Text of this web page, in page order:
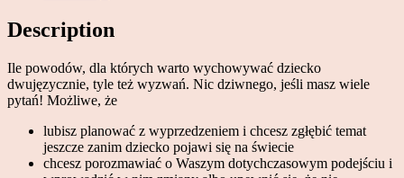
Description
Ile powodów, dla których warto wychowywać dziecko
dwujęzycznie, tyle też wyzwań. Nic dziwnego, jeśli masz wiele
pytań! Możliwe, że
lubisz planować z wyprzedzeniem i chcesz zgłębić temat
jeszcze zanim dziecko pojawi się na świecie
chcesz porozmawiać o Waszym dotychczasowym podejściu i